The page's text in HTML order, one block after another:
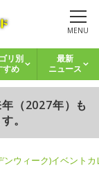
MENU
リ別
すめ
最新
ニュース
（2027年）も
。
ンウィーク)イベント